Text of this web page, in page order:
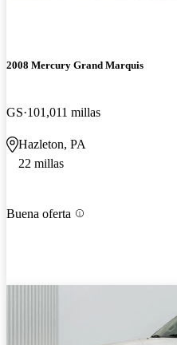
2008 Mercury Grand Marquis
GS 101,011 millas
Hazleton, PA
22 millas
Buena oferta